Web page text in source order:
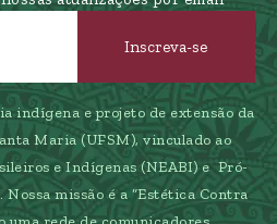
indígena e projeto de extensão da
Maria (UFSM), vinculado ao
e Indígenas (NEABI) e Pró-
Nossa missão é a “Estética Contra